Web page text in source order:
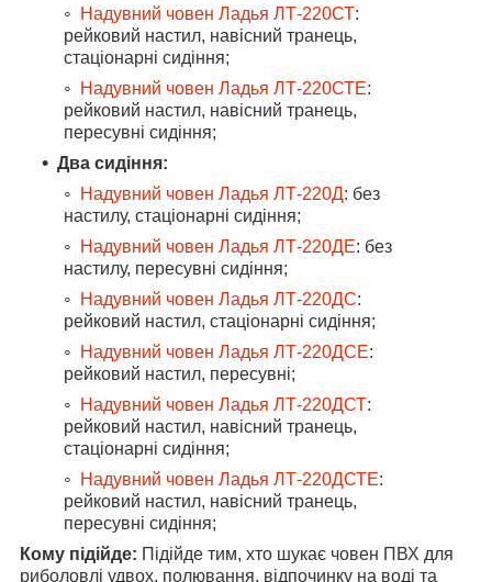
Надувний човен Ладья ЛТ-220СТ:
рейковий настил, навісний транець,
стаціонарні сидіння;
Надувний човен Ладья ЛТ-220СТЕ:
рейковий настил, навісний транець,
пересувні сидіння;
Два сидіння:
Надувний човен Ладья ЛТ-220Д: без
настилу, стаціонарні сидіння;
Надувний човен Ладья ЛТ-220ДЕ: без
настилу, пересувні сидіння;
Надувний човен Ладья ЛТ-220ДС:
рейковий настил, стаціонарні сидіння;
Надувний човен Ладья ЛТ-220ДСЕ:
рейковий настил, пересувні;
Надувний човен Ладья ЛТ-220ДСТ:
рейковий настил, навісний транець,
стаціонарні сидіння;
Надувний човен Ладья ЛТ-220ДСТЕ:
рейковий настил, навісний транець,
пересувні сидіння;
Кому підійде: Підійде тим, хто шукає човен ПВХ для
риболовлі удвох, полювання, відпочинку на воді та